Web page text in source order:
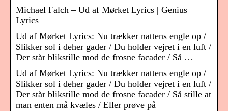
Michael Falch – Ud af Mørket Lyrics | Genius
Lyrics
Ud af Mørket Lyrics: Nu trækker nattens engle op /
Slikker sol i deher gader / Du holder vejret i en luft /
Der står blikstille mod de frosne facader / Så …
Ud af Mørket Lyrics: Nu trækker nattens engle op /
Slikker sol i deher gader / Du holder vejret i en luft /
Der står blikstille mod de frosne facader / Så stille at
man enten må kvæles / Eller prøve på